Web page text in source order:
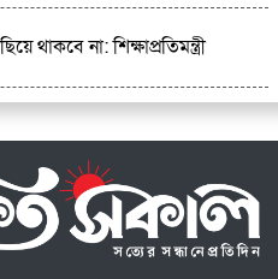
থাকবে না: শিক্ষাপ্রতিমন্ত্রী